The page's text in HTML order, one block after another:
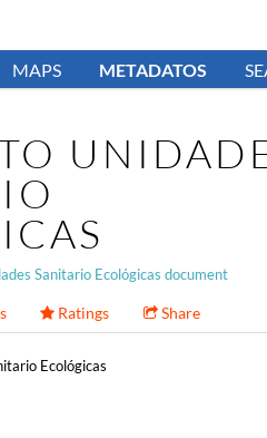
MAPS METADATOS
Sanitario Ecológicas document
Ratings Share
Ecológicas